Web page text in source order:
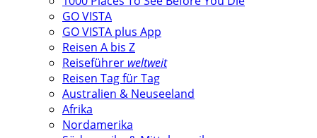
GO VISTA
GO VISTA plus App
Reisen A bis Z
Reiseführer weltweit
Reisen Tag für Tag
Australien & Neuseeland
Afrika
Nordamerika